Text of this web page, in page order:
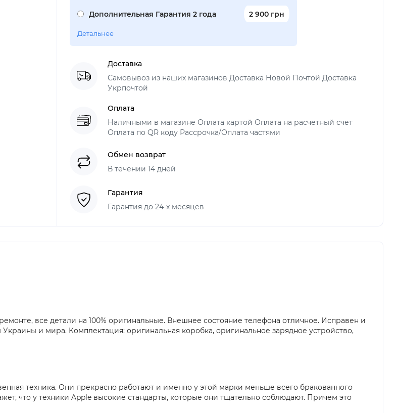
Дополнительная Гарантия 2 года 2 900 грн
Детальнее
Доставка
Самовывоз из наших магазинов Доставка Новой Почтой Доставка
Укрпочтой
Оплата
Наличными в магазине Оплата картой Оплата на расчетный счет
Оплата по QR коду Рассрочка/Оплата частями
Обмен возврат
В течении 14 дней
Гарантия
Гарантия до 24-х месяцев
все детали на 100% оригинальные. Внешнее состояние телефона отличное. Исправен и
и мира. Комплектация: оригинальная коробка, оригинальное зарядное устройство,
техника. Они прекрасно работают и именно у этой марки меньше всего бракованного
что у техники Apple высокие стандарты, которые они тщательно соблюдают. Причем это